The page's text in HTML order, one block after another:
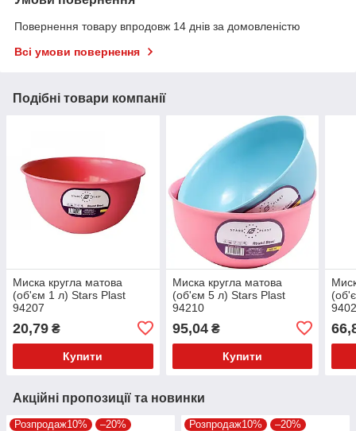
Повернення товару впродовж 14 днів за домовленістю
Всі умови повернення
Подібні товари компанії
Миска кругла матова
(об'єм 1 л) Stars Plast
94207
20,79 ₴
Купити
Миска кругла матова
(об'єм 5 л) Stars Plast
94210
95,04₴
Купити
Акційні пропозиції та новинки
Розпродаж10% –20% Розпродаж10% –20%